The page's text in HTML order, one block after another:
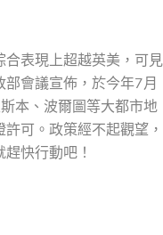
表現上超越英美，可見
會議宣佈，於今年7月
本、波爾圖等大都市地
可。政策經不起觀望，
快行動吧！